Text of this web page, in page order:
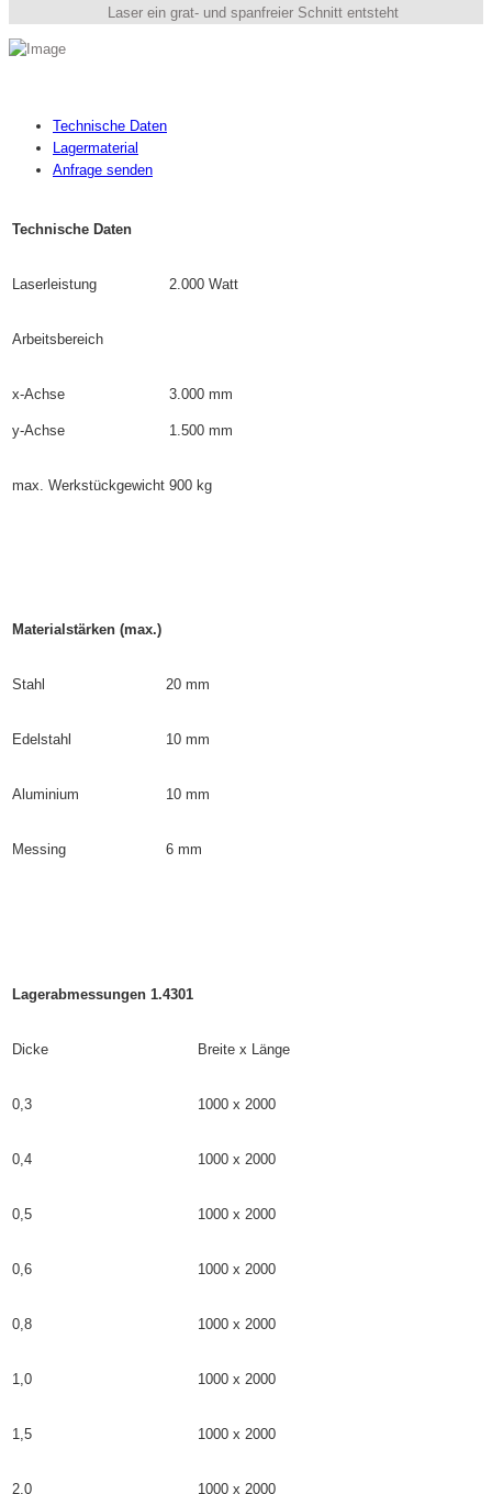
Laser ein grat- und spanfreier Schnitt entsteht
Technische Daten
Lagermaterial
Anfrage senden
Technische Daten
Laserleistung 2.000 Watt
Arbeitsbereich
x-Achse
y-Achse
3.000 mm
1.500 mm
max. Werkstückgewicht 900 kg
Materialstärken (max.)
Stahl 20 mm
Edelstahl 10 mm
Aluminium 10 mm
Messing 6 mm
Lagerabmessungen 1.4301
Dicke Breite x Länge
0,3 1000 x 2000
0,4 1000 x 2000
0,5 1000 x 2000
0,6 1000 x 2000
0,8 1000 x 2000
1,0 1000 x 2000
1,5 1000 x 2000
2,0 1000 x 2000